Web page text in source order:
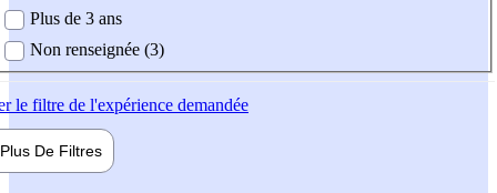
Plus de 3 ans
Non renseignée (3)
le filtre de l'expérience demandée
Plus De Filtres